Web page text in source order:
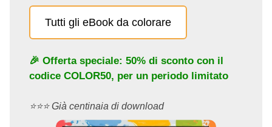
Tutti gli eBook da colorare
🎉 Offerta speciale: 50% di sconto con il
codice COLOR50, per un periodo limitato
⭐️⭐️⭐️ Già centinaia di download